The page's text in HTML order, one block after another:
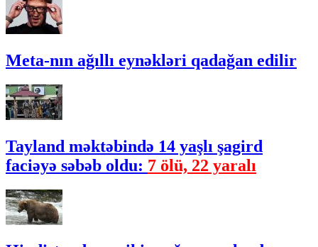
Meta-nın ağıllı eynəkləri qadağan edilir
Tayland məktəbində 14 yaşlı şagird
faciəyə səbəb oldu: 7 ölü, 22 yaralı